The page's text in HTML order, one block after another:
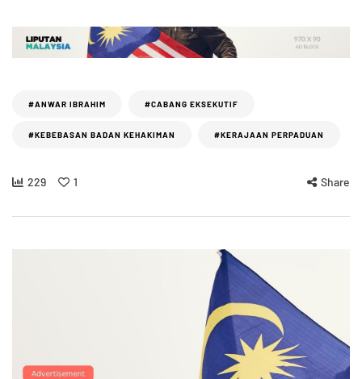
#ANWAR IBRAHIM #CABANG EKSEKUTIF
#KEBEBASAN BADAN KEHAKIMAN #KERAJAAN PERPADUAN
229 1 Share